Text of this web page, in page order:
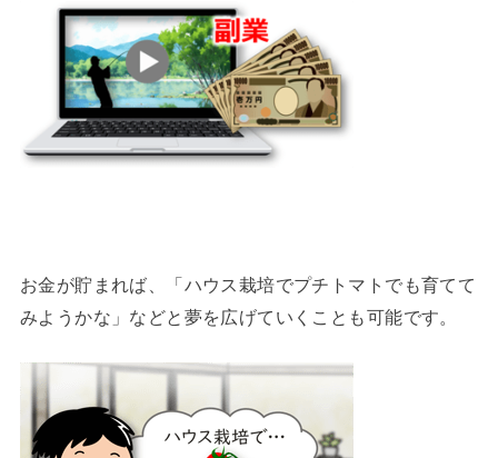
お金が貯まれば、「ハウス栽培でプチトマトでも育てて
みようかな」などと夢を広げていくことも可能です。